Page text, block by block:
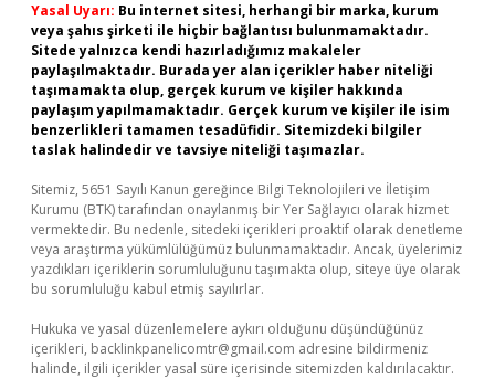
Yasal Uyarı: Bu internet sitesi, herhangi bir marka, kurum
veya şahıs şirketi ile hiçbir bağlantısı bulunmamaktadır.
Sitede yalnızca kendi hazırladığımız makaleler
paylaşılmaktadır. Burada yer alan içerikler haber niteliği
taşımamakta olup, gerçek kurum ve kişiler hakkında
paylaşım yapılmamaktadır. Gerçek kurum ve kişiler ile isim
benzerlikleri tamamen tesadüfidir. Sitemizdeki bilgiler
taslak halindedir ve tavsiye niteliği taşımazlar.
Sitemiz, 5651 Sayılı Kanun gereğince Bilgi Teknolojileri ve İletişim
Kurumu (BTK) tarafından onaylanmış bir Yer Sağlayıcı olarak hizmet
vermektedir. Bu nedenle, sitedeki içerikleri proaktif olarak denetleme
veya araştırma yükümlülüğümüz bulunmamaktadır. Ancak, üyelerimiz
yazdıkları içeriklerin sorumluluğunu taşımakta olup, siteye üye olarak
bu sorumluluğu kabul etmiş sayılırlar.
Hukuka ve yasal düzenlemelere aykırı olduğunu düşündüğünüz
içerikleri, backlinkpanelicomtr@gmail.com adresine bildirmeniz
halinde, ilgili içerikler yasal süre içerisinde sitemizden kaldırılacaktır.